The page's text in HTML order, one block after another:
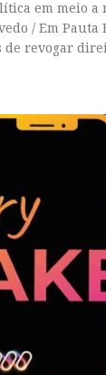
em meio a
/ Em Pauta
de revogar